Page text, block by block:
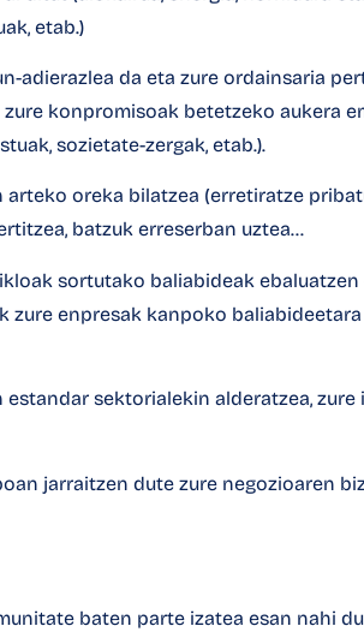
etab.)
adierazlea da eta zure ordainsaria
konpromisoak betetzeko aukera
sozietate-zergak, etab.).
arteko oreka bilatzea (erretiratze
batzuk erreserban uztea…
sortutako baliabideak
zure enpresak kanpoko
sektorialekin alderatzea, zure
jarraitzen dute zure negozioaren
baten parte izatea esan nahi